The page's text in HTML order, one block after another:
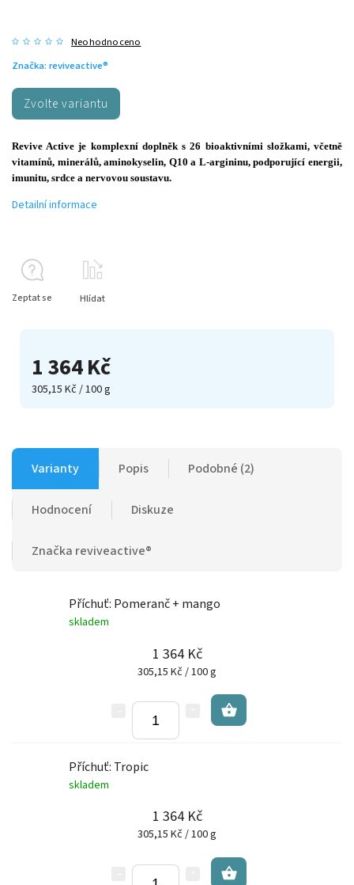
Neohodnoceno
Značka: reviveactive®
1 364 Kč
305,15 Kč / 100 g
Zvolte variantu
Revive Active je komplexní doplněk s 26 bioaktivními složkami, včetně
vitamínů, minerálů, aminokyselin, Q10 a L-argininu, podporující energii,
imunitu, srdce a nervovou soustavu.
Detailní informace
Zeptat se Hlídat
Varianty Popis Podobné (2)
Hodnocení Diskuze
Značka reviveactive®
Příchuť: Pomeranč + mango
skladem
1 364 Kč
305,15 Kč / 100 g
Příchuť: Tropic
skladem
1 364 Kč
305,15 Kč / 100 g